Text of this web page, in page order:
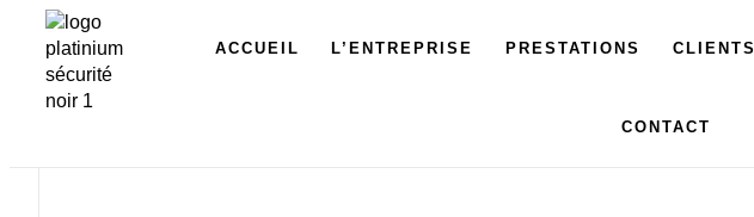
ACCUEIL L’ENTREPRISE PRESTATIONS CLIENTS
CONTACT